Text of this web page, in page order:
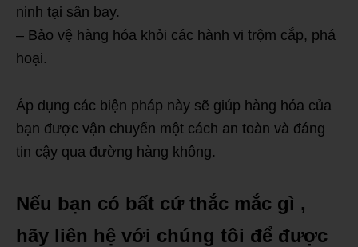
ninh tại sân bay.
– Bảo vệ hàng hóa khỏi các hành vi trộm cắp, phá
hoại.
Áp dụng các biện pháp này sẽ giúp hàng hóa của
bạn được vận chuyển một cách an toàn và đáng
tin cậy qua đường hàng không.
Nếu bạn có bất cứ thắc mắc gì ,
hãy liên hệ với chúng tôi để được